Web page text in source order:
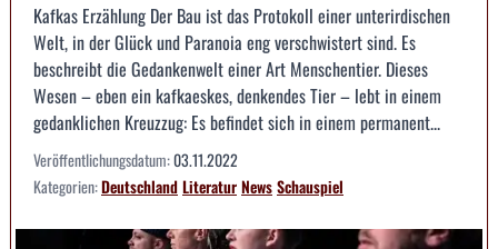
Kafkas Erzählung Der Bau ist das Protokoll einer unterirdischen
Welt, in der Glück und Paranoia eng verschwistert sind. Es
beschreibt die Gedankenwelt einer Art Menschentier. Dieses
Wesen – eben ein kafkaeskes, denkendes Tier – lebt in einem
gedanklichen Kreuzzug: Es befindet sich in einem permanent...
Veröffentlichungsdatum:03.11.2022
Kategorien:DeutschlandLiteraturNewsSchauspiel